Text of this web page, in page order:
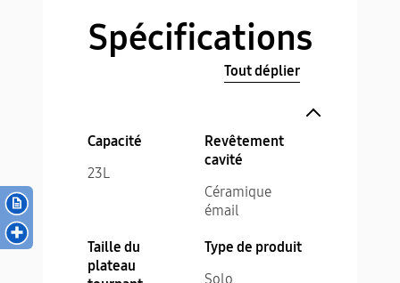
Spécifications
Tout déplier
Capacité
23L
Revêtement
cavité
Céramique
émail
Taille du
plateau
Type de produit
Solo